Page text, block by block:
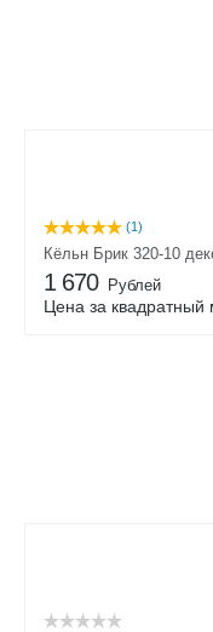
(1)
Кёльн Брик 320-10
1 670 Рублей
Цена за квадратный